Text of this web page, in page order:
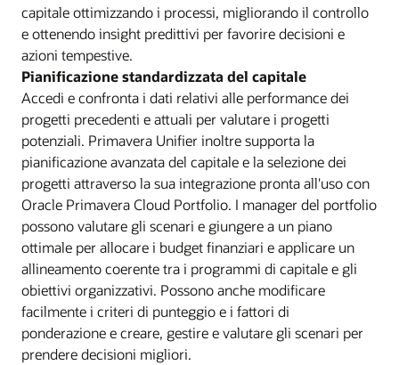
capitale ottimizzando i processi, migliorando il controllo
e ottenendo insight predittivi per favorire decisioni e
azioni tempestive.
Pianificazione standardizzata del capitale
Accedi e confronta i dati relativi alle performance dei
progetti precedenti e attuali per valutare i progetti
potenziali. Primavera Unifier inoltre supporta la
pianificazione avanzata del capitale e la selezione dei
progetti attraverso la sua integrazione pronta all'uso con
Oracle Primavera Cloud Portfolio. I manager del portfolio
possono valutare gli scenari e giungere a un piano
ottimale per allocare i budget finanziari e applicare un
allineamento coerente tra i programmi di capitale e gli
obiettivi organizzativi. Possono anche modificare
facilmente i criteri di punteggio e i fattori di
ponderazione e creare, gestire e valutare gli scenari per
prendere decisioni migliori.